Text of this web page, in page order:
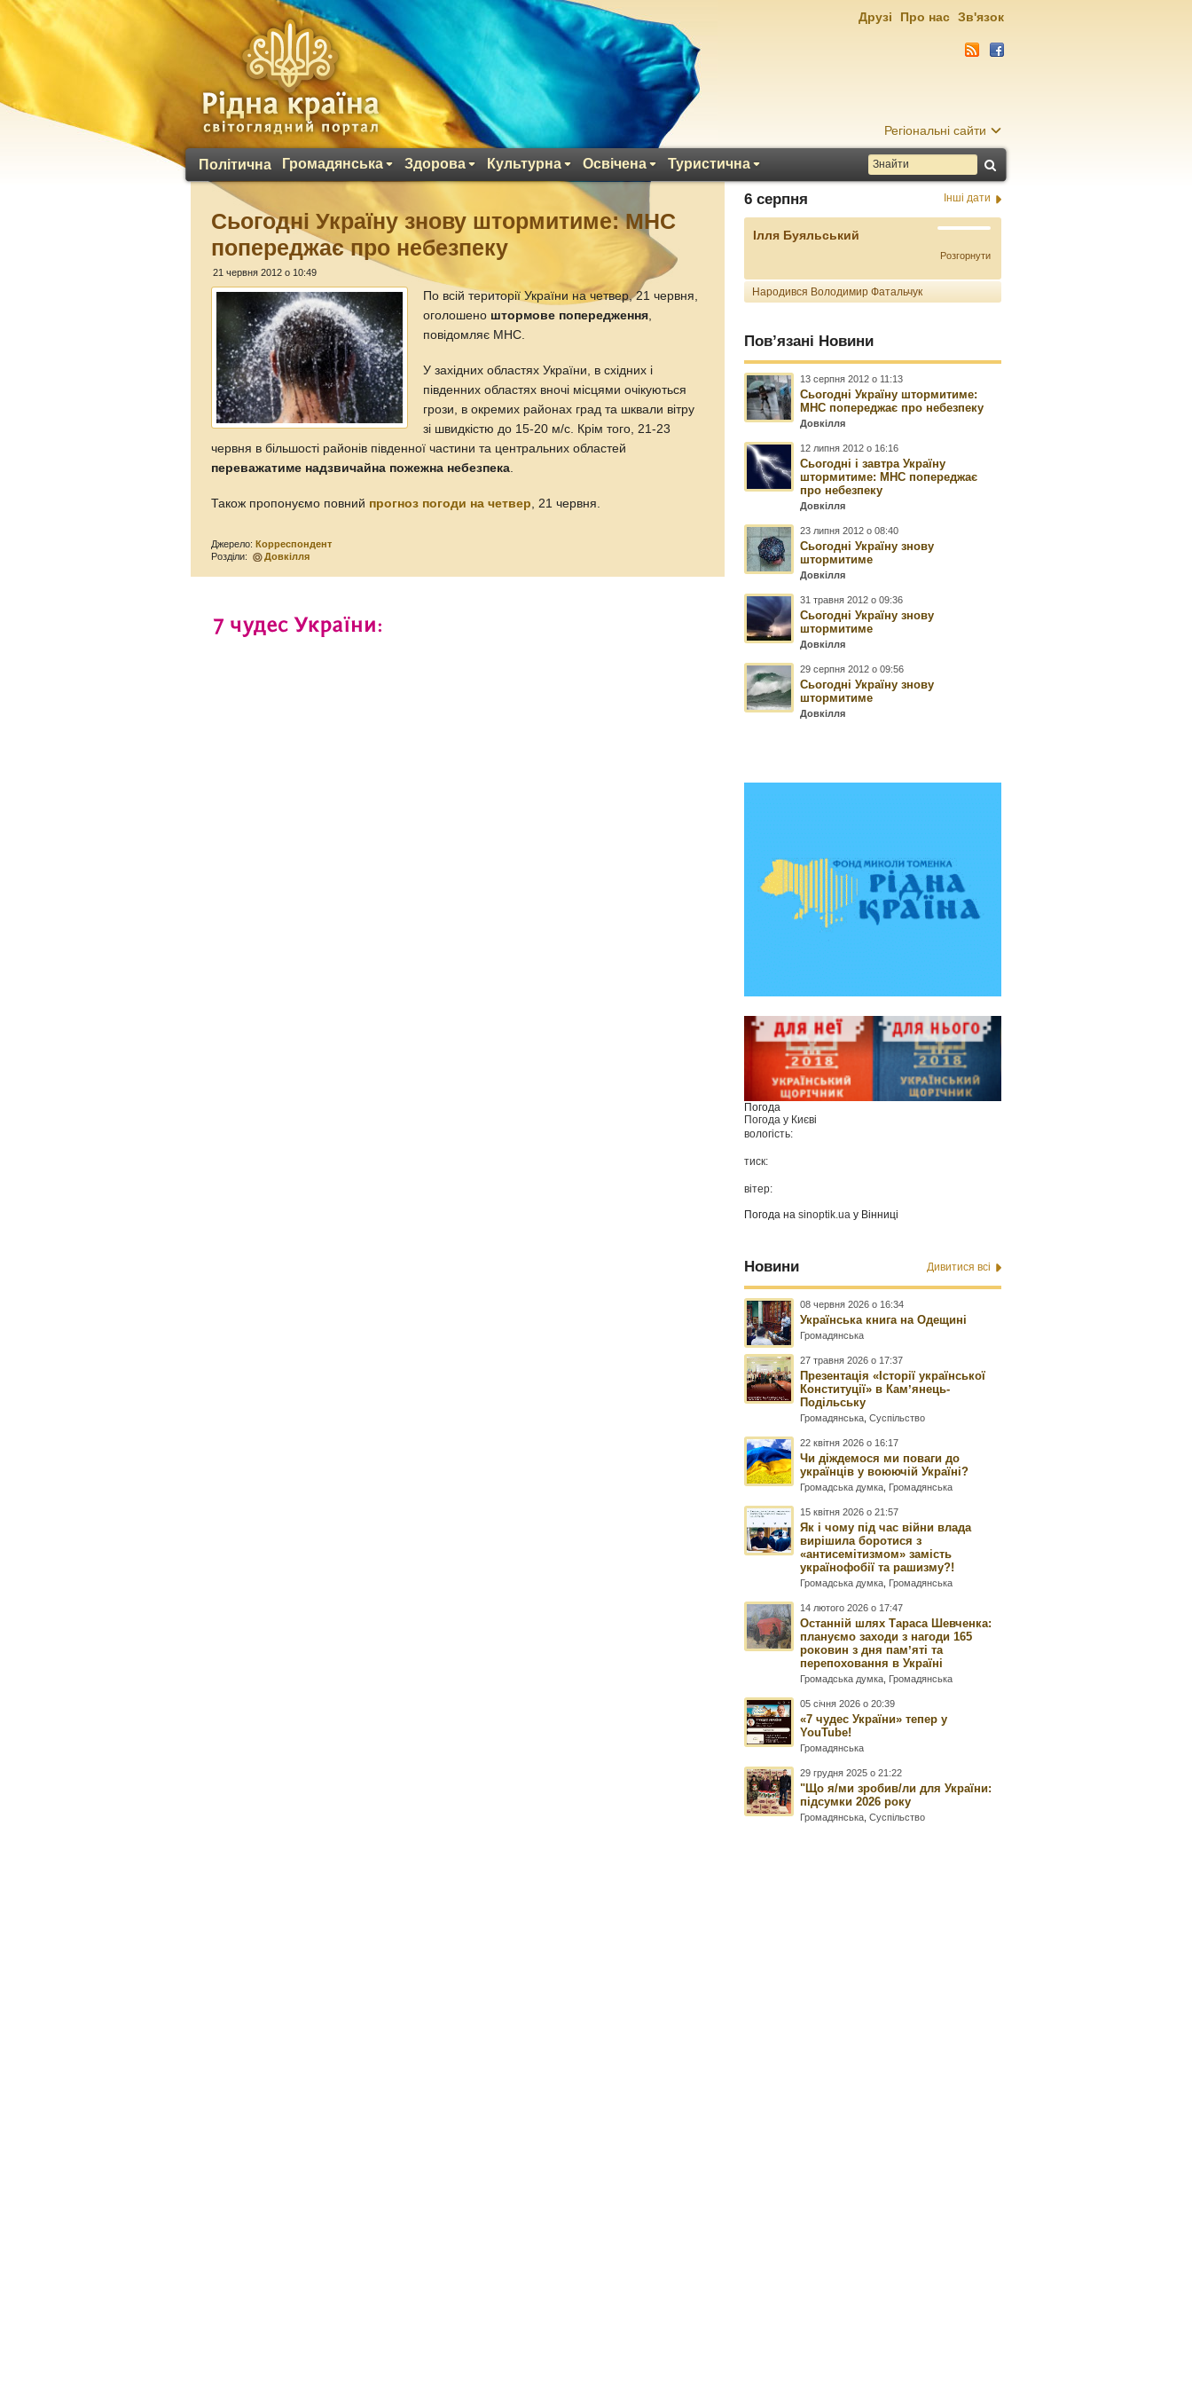
Регіональні сайти
Політична Громадянська Здорова Культурна Освічена Туристична
Друзі Про нас Зв'язок
Сьогодні Україну знову штормитиме: МНС
попереджає про небезпеку
21 червня 2012 о 10:49
По всій території України на четвер, 21 червня,
оголошено штормове попередження,
повідомляє МНС.
У західних областях України, в східних і
південних областях вночі місцями очікуються
грози, в окремих районах град та шквали вітру
зі швидкістю до 15-20 м/с. Крім того, 21-23
червня в більшості районів південної частини та центральних областей
переважатиме надзвичайна пожежна небезпека
Також пропонуємо повний прогноз погоди на четвер , 21 червня.
Джерело:Корреспондент
Розділи:
Довкілля
6 серпня Інші дати
Ілля Буяльський
Розгорнути
Народився Володимир Фатальчук
Пов’язані Новини
13 серпня 2012 о 11:13
Сьогодні Україну штормитиме:
МНС попереджає про небезпеку
Довкілля
12 липня 2012 о 16:16
Сьогодні і завтра Україну
штормитиме: МНС попереджає
про небезпеку
Довкілля
23 липня 2012 о 08:40
Сьогодні Україну знову
штормитиме
Довкілля
31 травня 2012 о 09:36
Сьогодні Україну знову
штормитиме
Довкілля
29 серпня 2012 о 09:56
Сьогодні Україну знову
штормитиме
Довкілля
Погода
Погода у Києві
вологість:
тиск:
вітер:
Погода наsinoptik.ua у Вінниці
Новини Дивитися всі
08 червня 2026 о 16:34
Українська книга на Одещині
Громадянська
27 травня 2026 о 17:37
Презентація «Історії української
Конституції» в Камʼянець-
Подільську
Громадянська ,Суспільство
22 квітня 2026 о 16:17
Чи діждемося ми поваги до
українців у воюючій Україні?
Громадська думка Громадянська
15 квітня 2026 о 21:57
Як і чому під час війни влада
вирішила боротися з
«антисемітизмом» замість
українофобії та рашизму?!
Громадська думка Громадянська
14 лютого 2026 о 17:47
Останній шлях Тараса Шевченка:
плануємо заходи з нагоди 165
роковин з дня памʼяті та
перепоховання в Україні
Громадська думка Громадянська
05 січня 2026 о 20:39
«7 чудес України» тепер у
YouTube!
Громадянська
29 грудня 2025 о 21:22
"Що я/ми зробив/ли для України:
підсумки 2026 року
Громадянська ,Суспільство